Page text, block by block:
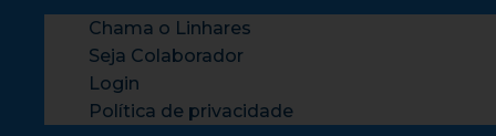
Chama o Linhares
Seja Colaborador
Login
Política de privacidade